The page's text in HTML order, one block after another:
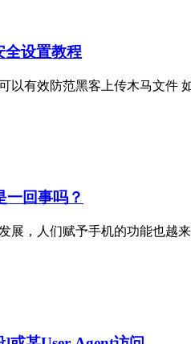
全设置教程
以有效防范黑客上传木马文件
一回事吗？
展，人们赋予手机的功能也越